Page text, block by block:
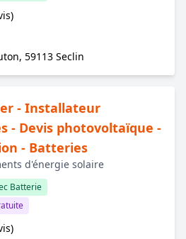
59113 Seclin
- Installateur
- Devis photovoltaïque -
- Batteries
d'énergie solaire
Batterie